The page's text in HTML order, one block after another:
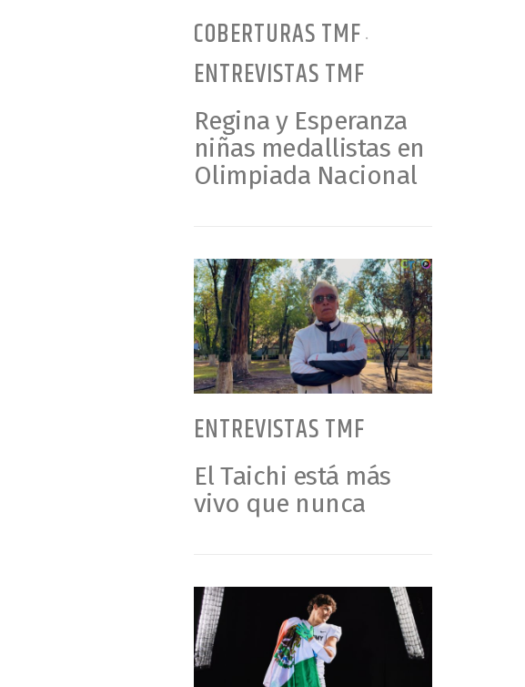
COBERTURAS TMF •
ENTREVISTAS TMF
Regina y Esperanza
niñas medallistas en
Olimpiada Nacional
ENTREVISTAS TMF
El Taichi está más
vivo que nunca